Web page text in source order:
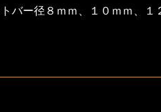
バー径８ｍｍ、１０ｍｍ、１